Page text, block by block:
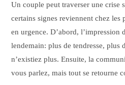
Un couple peut traverser une crise
certains signes reviennent chez les
en urgence. D’abord, l’impression
lendemain: plus de tendresse, plus
n’existiez plus. Ensuite, la
vous parlez, mais tout se retourne